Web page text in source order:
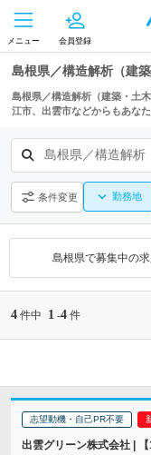
メニュー 会員登録
島根県／構造解析（建
島根県／構造解析（建築・土
江市、出雲市などからもあな
島根県／構造解析
条件変更 勤務地
島根県で募集中の求
4 件中 1 -4 件
志望動機・自己PR不要
出雲グリーン株式会社 |